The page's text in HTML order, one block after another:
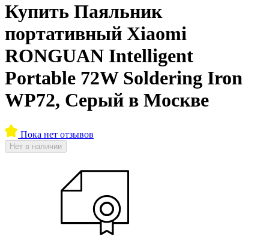
Купить Паяльник
портативный Xiaomi
RONGUAN Intelligent
Portable 72W Soldering Iron
WP72, Серый в Москве
Пока нет отзывов
Нет в наличии